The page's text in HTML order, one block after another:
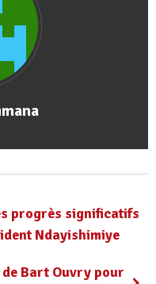
progrès significatifs
Ndayishimiye
Bart Ouvry pour